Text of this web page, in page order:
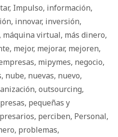
, Impulso, información,
, innovar, inversión,
, máquina virtual, más dinero,
, mejor, mejorar, mejoren,
, mipymes, negocio,
, nube, nuevas, nuevo,
, outsourcing,
, pequeñas y
, perciben, Personal,
, problemas,